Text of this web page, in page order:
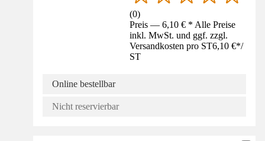
(0)
Preis — 6,10 € * Alle Preise
inkl. MwSt. und ggf. zzgl.
Versandkosten pro ST6,10 €*/
ST
Online bestellbar
Nicht reservierbar